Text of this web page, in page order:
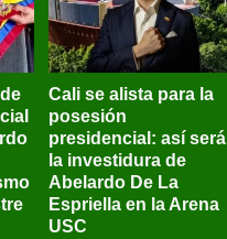
Cali se alista para la
posesión
presidencial: así será
la investidura de
Abelardo De La
Espriella en la Arena
USC